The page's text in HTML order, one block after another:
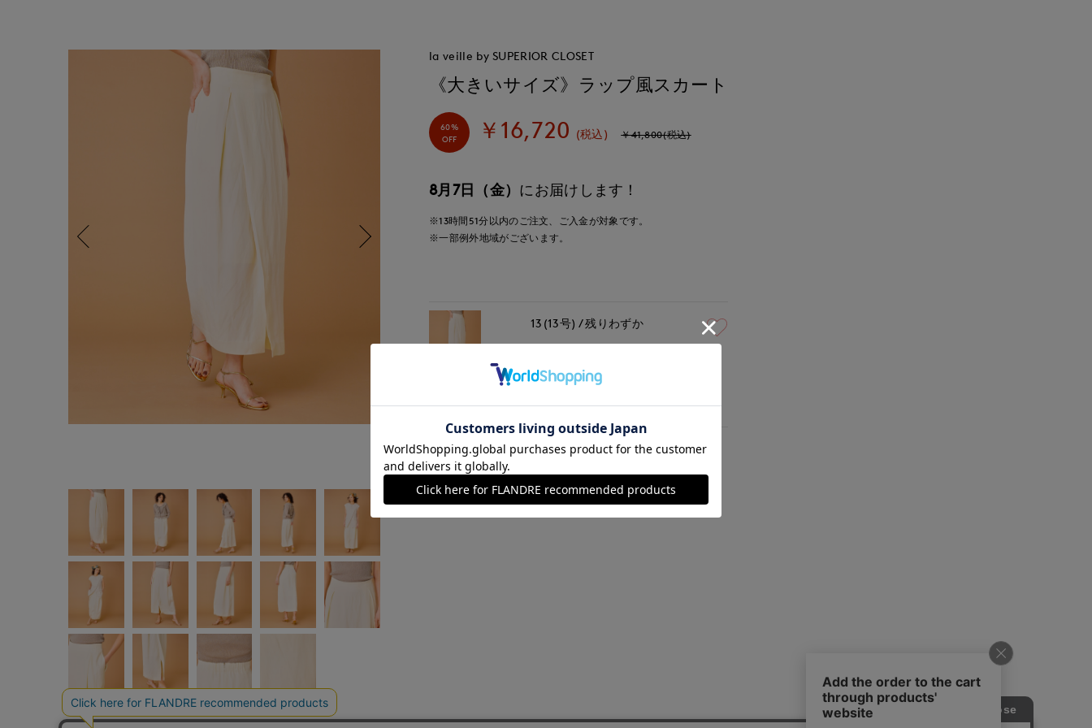
la veille by SUPERIOR CLOSET
《大きいサイズ》ラップ風スカート
60%
OFF
￥16,720 (税込) ￥41,800(税込)
8月7日（金） にお届けします！
※13時間 51分以内のご注文、ご入金が対象です。
※一部例外地域がございます。
￥16,720 (税込)
13(13号) 残りわずか